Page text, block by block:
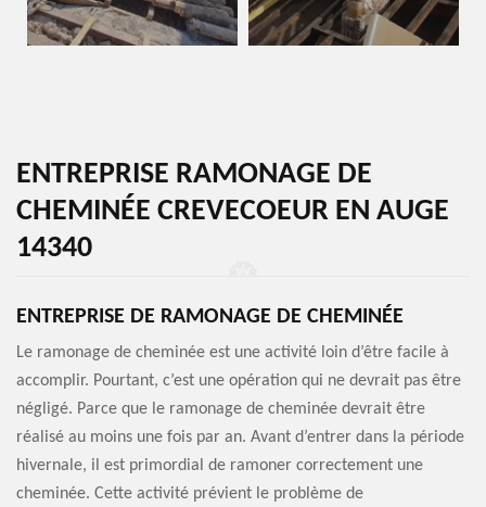
ENTREPRISE RAMONAGE DE
CHEMINÉE CREVECOEUR EN AUGE
14340
ENTREPRISE DE RAMONAGE DE CHEMINÉE
Le ramonage de cheminée est une activité loin d’être facile à
accomplir. Pourtant, c’est une opération qui ne devrait pas être
négligé. Parce que le ramonage de cheminée devrait être
réalisé au moins une fois par an. Avant d’entrer dans la période
hivernale, il est primordial de ramoner correctement une
cheminée. Cette activité prévient le problème de